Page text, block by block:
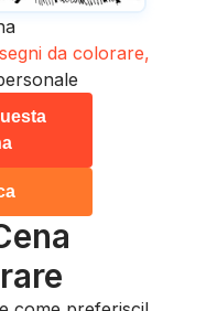
da colorare,